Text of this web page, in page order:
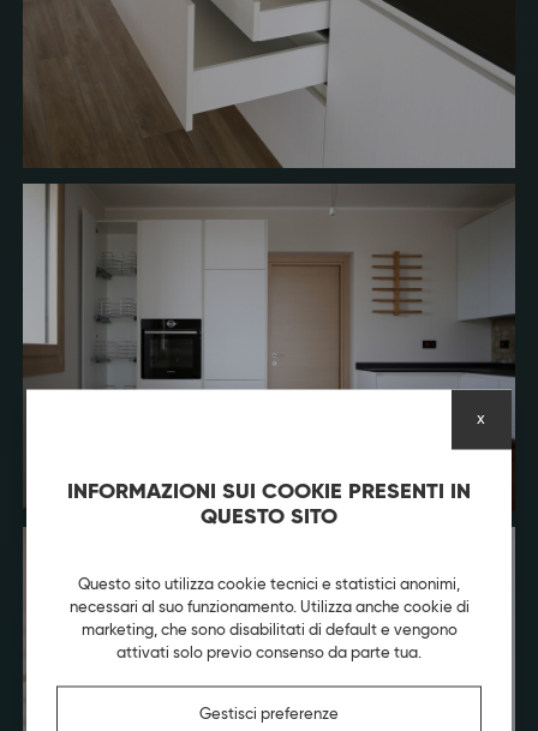
INFORMAZIONI SUI COOKIE PRESENTI IN
QUESTO SITO
Questo sito utilizza cookie tecnici e statistici anonimi,
necessari al suo funzionamento. Utilizza anche cookie di
marketing, che sono disabilitati di default e vengono
attivati solo previo consenso da parte tua.
Gestisci preferenze
x